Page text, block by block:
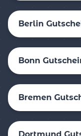
Berlin
Bonn
Bremen